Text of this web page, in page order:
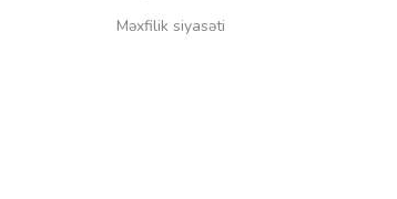
Məxfilik siyasəti